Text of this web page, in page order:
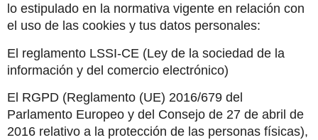
lo estipulado en la normativa vigente en relación con
el uso de las cookies y tus datos personales:
El reglamento LSSI-CE (Ley de la sociedad de la
información y del comercio electrónico)
El RGPD (Reglamento (UE) 2016/679 del
Parlamento Europeo y del Consejo de 27 de abril de
2016 relativo a la protección de las personas físicas),